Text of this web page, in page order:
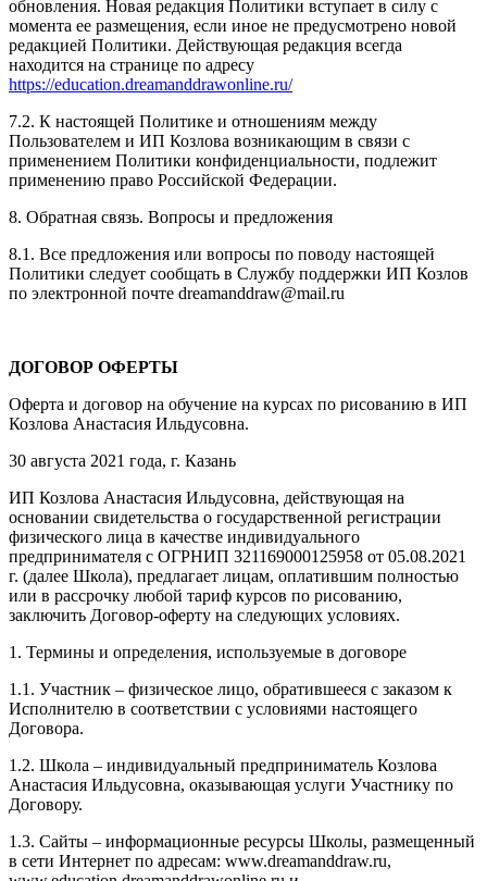
обновления. Новая редакция Политики вступает в силу с
момента ее размещения, если иное не предусмотрено новой
редакцией Политики. Действующая редакция всегда
находится на странице по адресу
https://education.dreamanddrawonline.ru/
7.2. К настоящей Политике и отношениям между
Пользователем и ИП Козлова возникающим в связи с
применением Политики конфиденциальности, подлежит
применению право Российской Федерации.
8. Обратная связь. Вопросы и предложения
8.1. Все предложения или вопросы по поводу настоящей
Политики следует сообщать в Службу поддержки ИП Козлов
по электронной почте dreamanddraw@mail.ru
ДОГОВОР ОФЕРТЫ
Оферта и договор на обучение на курсах по рисованию в ИП
Козлова Анастасия Ильдусовна.
30 августа 2021 года, г. Казань
ИП Козлова Анастасия Ильдусовна, действующая на
основании свидетельства о государственной регистрации
физического лица в качестве индивидуального
предпринимателя с ОГРНИП 321169000125958 от 05.08.2021
г. (далее Школа), предлагает лицам, оплатившим полностью
или в рассрочку любой тариф курсов по рисованию,
заключить Договор-оферту на следующих условиях.
1. Термины и определения, используемые в договоре
1.1. Участник – физическое лицо, обратившееся с заказом к
Исполнителю в соответствии с условиями настоящего
Договора.
1.2. Школа – индивидуальный предприниматель Козлова
Анастасия Ильдусовна, оказывающая услуги Участнику по
Договору.
1.3. Сайты – информационные ресурсы Школы, размещенный
в сети Интернет по адресам: www.dreamanddraw.ru,